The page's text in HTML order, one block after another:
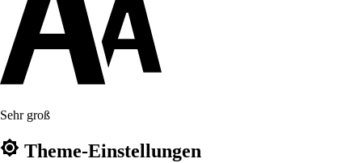
Sehr groß
Theme-Einstellungen